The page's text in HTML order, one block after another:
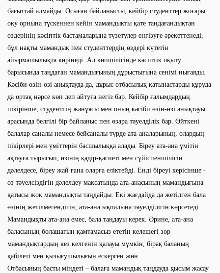
бағыттай алмайды. Осыған байланысты, кейбір студенттер жоғары
оқу орнына түскеннен кейін мамандықты қате таңдағандықтан
өздерінің кәсіптік бастамаларына түзетулер енгізуге әрекеттенеді,
бұл нақты мамандық пен студенттердің өздері күтетін
айырмашылықта көрінеді. Ал көпшілігінде кәсіптік оқыту
барысында таңдаған мамандығының дұрыстығына сенімі нығаяды.
Кәсіби өзін-өзі анықтауда да, дұрыс отбасылық қатынастарды құруда
да ортақ нәрсе көп деп айтуға негіз бар. Кейбір ғалымдардың
пікірінше, студенттің жанұясы мен оның кәсіби өзін-өзі анықтауы
арасында белгілі бір байланыс пен өзара тәуелділік бар. Өйткені
балалар саналы немесе бейсаналы түрде ата-аналарының, олардың
пікірлері мен үміттерін басшылыққа алады. Біреу ата-ана үмітін
ақтауға тырысып, өзінің қадір-қасиеті мен сүйіспеншілігін
дәлелдесе, біреу жай ғана оларға еліктейді. Енді біреуі керісінше -
өз тәуелсіздігін дәлелдеу мақсатында ата-анасының мамандығына
қатысы жоқ мамандықты таңдайды. Екі жағдайда да жетілген бала
өзінің жетілмегендігін, ата-ана ықпалына тәуелділігін көрсетеді.
Мамандықты ата-ана емес, бала таңдауы керек. Әрине, ата-ана
баласының болашағын қамтамасыз ететін келешегі зор
мамандықтардың кез келгенін қалауы мүмкін, бірақ баланың
қабілеті мен қызығушылығын ескерген жөн.
Отбасының басты міндеті – балаға мамандық таңдауда қысым жасау